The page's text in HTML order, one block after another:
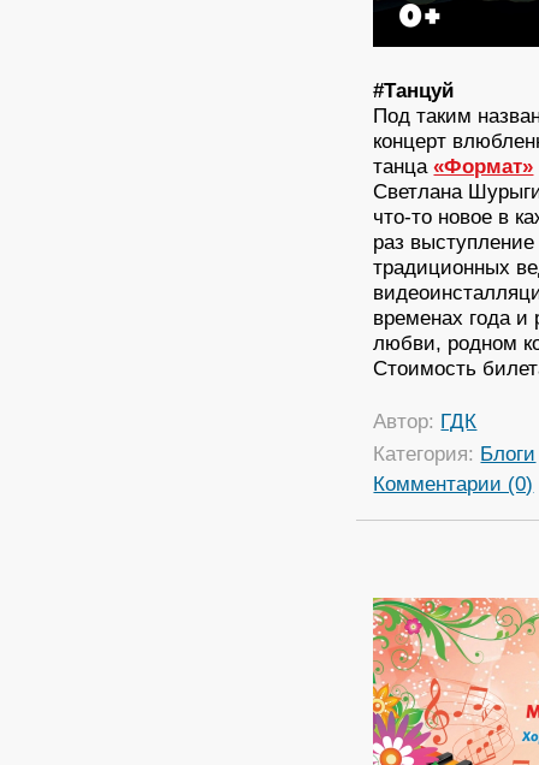
#Танцуй
Под таким
концерт
танца«Формат»
Светлана
что-то новое в
раз
традиционных
временах года
любви, родном
Стоимость
Автор: ГДК
Категория: Блоги
Комментарии (0)